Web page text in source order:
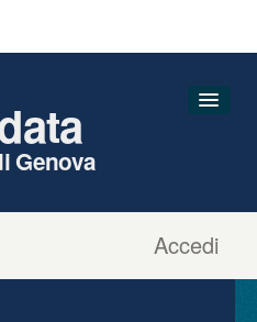
Accedi
Genova